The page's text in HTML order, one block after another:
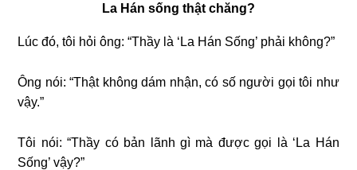
La Hán sống thật chăng?
Lúc đó, tôi hỏi ông: “Thầy là ‘La Hán Sống’ phải không?”
Ông nói: “Thật không dám nhận, có số người gọi tôi như
vậy.”
Tôi nói: “Thầy có bản lãnh gì mà được gọi là ‘La Hán
Sống’ vậy?”